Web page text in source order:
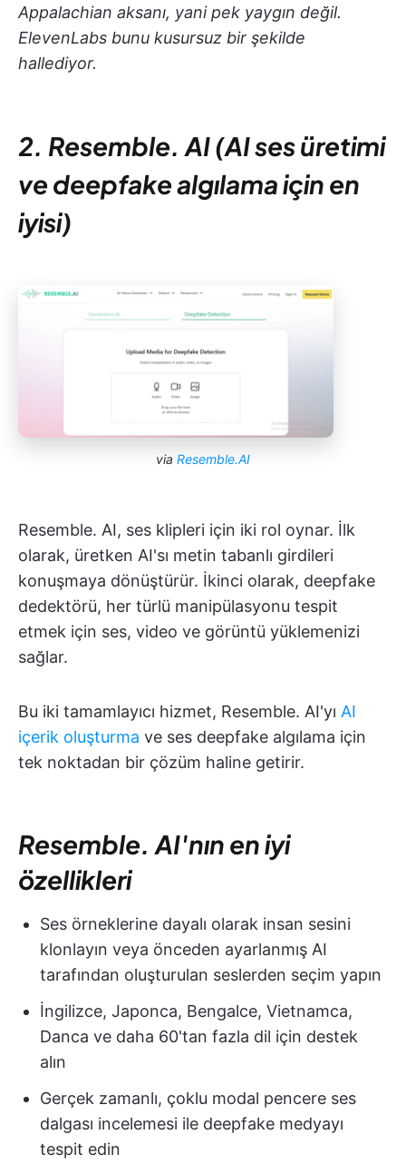
Appalachian aksanı, yani pek yaygın değil.
ElevenLabs bunu kusursuz bir şekilde
hallediyor.
2. Resemble. AI (AI ses üretimi
ve deepfake algılama için en
iyisi)
via Resemble.AI
Resemble. AI, ses klipleri için iki rol oynar. İlk
olarak, üretken AI'sı metin tabanlı girdileri
konuşmaya dönüştürür. İkinci olarak, deepfake
dedektörü, her türlü manipülasyonu tespit
etmek için ses, video ve görüntü yüklemenizi
sağlar.
Bu iki tamamlayıcı hizmet, Resemble. AI'yı AI
içerik oluşturma ve ses deepfake algılama için
tek noktadan bir çözüm haline getirir.
Resemble. AI'nın en iyi
özellikleri
Ses örneklerine dayalı olarak insan sesini
klonlayın veya önceden ayarlanmış AI
tarafından oluşturulan seslerden seçim yapın
İngilizce, Japonca, Bengalce, Vietnamca,
Danca ve daha 60'tan fazla dil için destek
alın
Gerçek zamanlı, çoklu modal pencere ses
dalgası incelemesi ile deepfake medyayı
tespit edin